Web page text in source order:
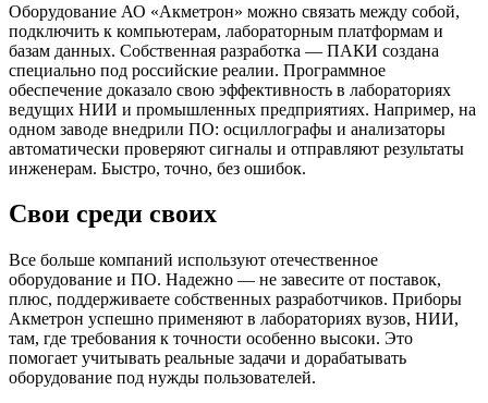
Оборудование АО «Акметрон» можно связать между собой,
подключить к компьютерам, лабораторным платформам и
базам данных. Собственная разработка — ПАКИ создана
специально под российские реалии. Программное
обеспечение доказало свою эффективность в лабораториях
ведущих НИИ и промышленных предприятиях. Например, на
одном заводе внедрили ПО: осциллографы и анализаторы
автоматически проверяют сигналы и отправляют результаты
инженерам. Быстро, точно, без ошибок.
Свои среди своих
Все больше компаний используют отечественное
оборудование и ПО. Надежно — не завесите от поставок,
плюс, поддерживаете собственных разработчиков. Приборы
Акметрон успешно применяют в лабораториях вузов, НИИ,
там, где требования к точности особенно высоки. Это
помогает учитывать реальные задачи и дорабатывать
оборудование под нужды пользователей.